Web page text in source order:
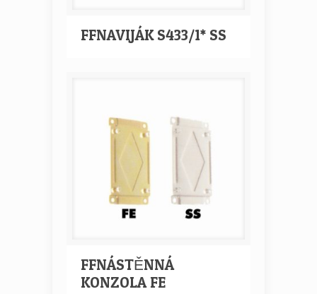
FFNAVIJÁK S433/1* SS
FFNÁSTĚNNÁ
KONZOLA FE